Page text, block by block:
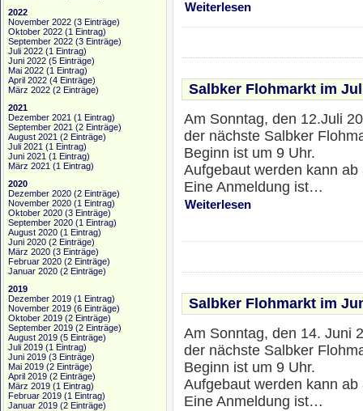
2022
November 2022 (3 Einträge)
Oktober 2022 (1 Eintrag)
September 2022 (3 Einträge)
Juli 2022 (1 Eintrag)
Juni 2022 (5 Einträge)
Mai 2022 (1 Eintrag)
April 2022 (4 Einträge)
März 2022 (2 Einträge)
2021
Dezember 2021 (1 Eintrag)
September 2021 (2 Einträge)
August 2021 (2 Einträge)
Juli 2021 (1 Eintrag)
Juni 2021 (1 Eintrag)
März 2021 (1 Eintrag)
2020
Dezember 2020 (2 Einträge)
November 2020 (1 Eintrag)
Oktober 2020 (3 Einträge)
September 2020 (1 Eintrag)
August 2020 (1 Eintrag)
Juni 2020 (2 Einträge)
März 2020 (3 Einträge)
Februar 2020 (2 Einträge)
Januar 2020 (2 Einträge)
2019
Dezember 2019 (1 Eintrag)
November 2019 (6 Einträge)
Oktober 2019 (2 Einträge)
September 2019 (2 Einträge)
August 2019 (5 Einträge)
Juli 2019 (1 Eintrag)
Juni 2019 (3 Einträge)
Mai 2019 (2 Einträge)
April 2019 (2 Einträge)
März 2019 (1 Eintrag)
Februar 2019 (1 Eintrag)
Januar 2019 (2 Einträge)
Weiterlesen
Salbker Flohmarkt im
Am Sonntag, den 12.Juli
der nächste Salbker
Beginn ist um 9 Uhr.
Aufgebaut werden kann ab
Eine Anmeldung ist…
Weiterlesen
Salbker Flohmarkt im
Am Sonntag, den 14. Juni
der nächste Salbker
Beginn ist um 9 Uhr.
Aufgebaut werden kann ab
Eine Anmeldung ist…